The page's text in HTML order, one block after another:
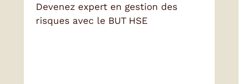
Devenez expert en gestion des
risques avec le BUT HSE